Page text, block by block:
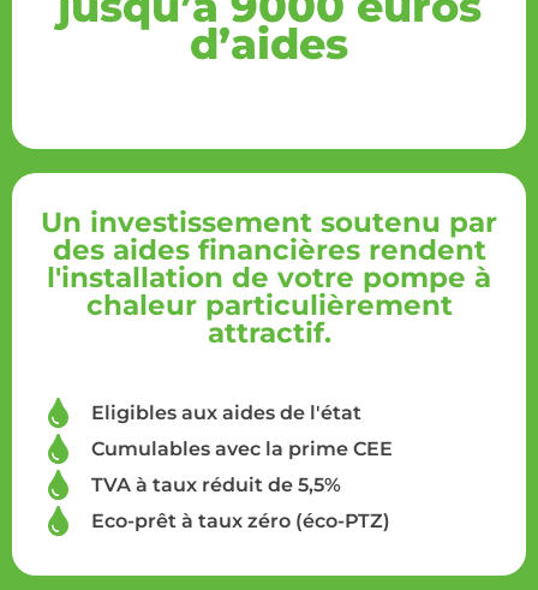
d’aides
Un investissement soutenu par
des aides financières rendent
l'installation de votre pompe à
chaleur particulièrement
attractif.
Eligibles aux aides de l'état
Cumulables avec la prime CEE
TVA à taux réduit de 5,5%
Eco-prêt à taux zéro (éco-PTZ)